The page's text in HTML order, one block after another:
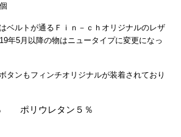
ベルトが通るＦｉｎ－ｃｈオリジナルのレザ
年5月以降の物はニュータイプに変更になっ
タンもフィンチオリジナルが装着されており
ポリウレタン５％